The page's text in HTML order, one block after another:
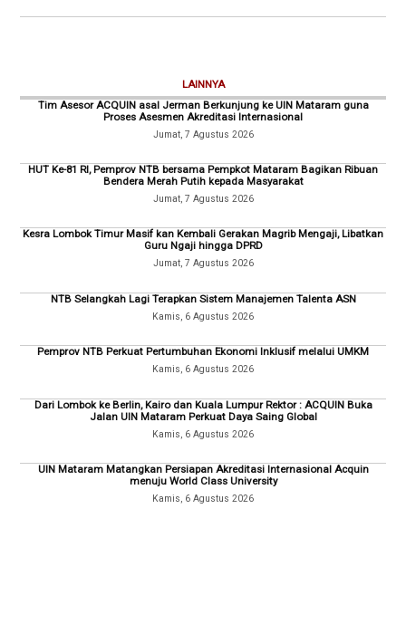
LAINNYA
Tim Asesor ACQUIN asal Jerman Berkunjung ke UIN Mataram guna
Proses Asesmen Akreditasi Internasional
Jumat, 7 Agustus 2026
HUT Ke-81 RI, Pemprov NTB bersama Pempkot Mataram Bagikan Ribuan
Bendera Merah Putih kepada Masyarakat
Jumat, 7 Agustus 2026
Kesra Lombok Timur Masif kan Kembali Gerakan Magrib Mengaji, Libatkan
Guru Ngaji hingga DPRD
Jumat, 7 Agustus 2026
NTB Selangkah Lagi Terapkan Sistem Manajemen Talenta ASN
Kamis, 6 Agustus 2026
Pemprov NTB Perkuat Pertumbuhan Ekonomi Inklusif melalui UMKM
Kamis, 6 Agustus 2026
Dari Lombok ke Berlin, Kairo dan Kuala Lumpur Rektor : ACQUIN Buka
Jalan UIN Mataram Perkuat Daya Saing Global
Kamis, 6 Agustus 2026
UIN Mataram Matangkan Persiapan Akreditasi Internasional Acquin
menuju World Class University
Kamis, 6 Agustus 2026